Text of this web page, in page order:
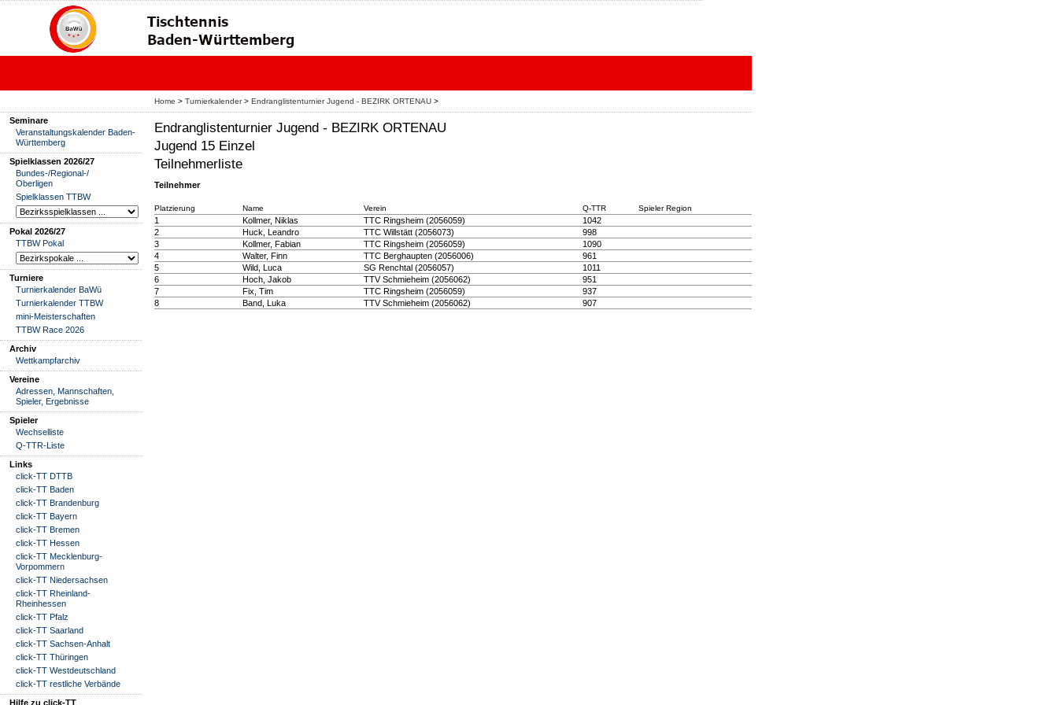
Home > Turnierkalender> Endranglistenturnier Jugend - BEZIRK ORTENAU >
Seminare
Veranstaltungskalender Baden-
Württemberg
Spielklassen 2026/27
Bundes-/Regional-/
Oberligen
Spielklassen TTBW
Pokal 2026/27
TTBW Pokal
Turniere
Turnierkalender BaWü
Turnierkalender TTBW
mini-Meisterschaften
TTBW Race 2026
Archiv
Wettkampfarchiv
Vereine
Adressen, Mannschaften,
Spieler, Ergebnisse
Spieler
Wechselliste
Q-TTR-Liste
Links
click-TT DTTB
click-TT Baden
click-TT Brandenburg
click-TT Bayern
click-TT Bremen
click-TT Hessen
click-TT Mecklenburg-
Vorpommern
click-TT Niedersachsen
click-TT Rheinland-
Rheinhessen
click-TT Pfalz
click-TT Saarland
click-TT Sachsen-Anhalt
click-TT Thüringen
click-TT Westdeutschland
click-TT restliche Verbände
Hilfe zu click-TT
Endranglistenturnier Jugend - BEZIRK ORTENAU
Jugend 15 Einzel
Teilnehmerliste
Teilnehmer
Platzierung Name Verein Q-TTR Spieler Region
1 Kollmer, Niklas TTC Ringsheim (2056059)
1042
2
Huck, Leandro TTC Willstätt (2056073)
998
3
Kollmer, Fabian TTC Ringsheim (2056059)
1090
4
Walter, Finn TTC Berghaupten (2056006)
961
5
Wild, Luca SG Renchtal (2056057)
1011
6
Hoch, Jakob TTV Schmieheim (2056062)
951
7
Fix, Tim TTC Ringsheim (2056059)
937
8
Band, Luka TTV Schmieheim (2056062) 907